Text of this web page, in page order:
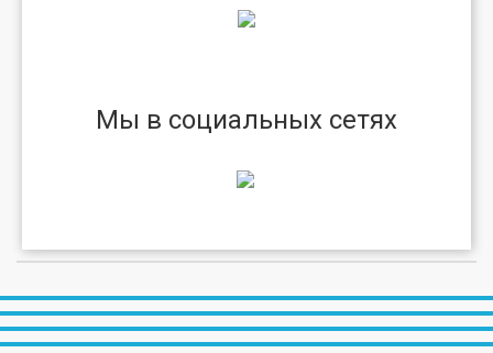
Мы в социальных сетях